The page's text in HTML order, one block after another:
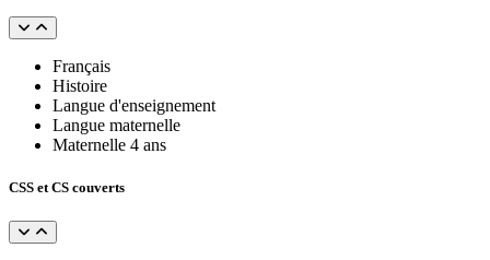
Français
Histoire
Langue d'enseignement
Langue maternelle
Maternelle 4 ans
CSS et CS couverts